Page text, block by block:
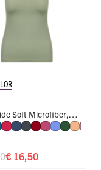
Blue
Soft Microfiber,
4030
RoodDonkerblauw
Donkergrijs
Donkerrood
FuchsiaPerzik
€ 16,50